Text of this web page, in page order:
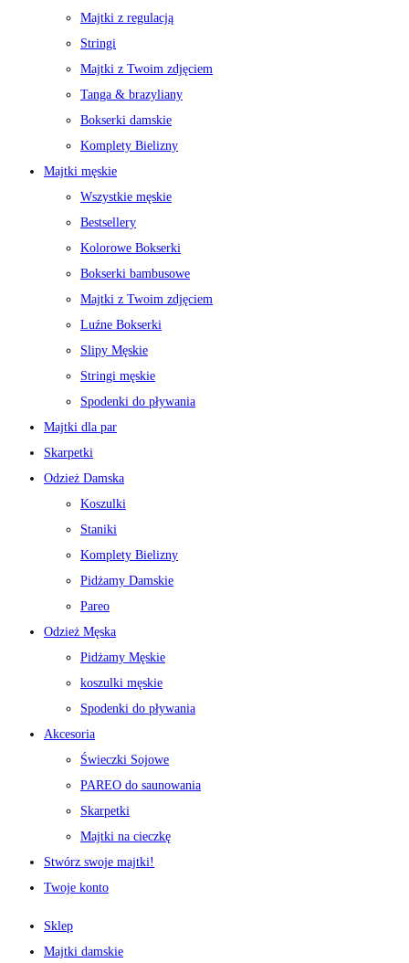
Majtki z regulacją
Stringi
Majtki z Twoim zdjęciem
Tanga & brazyliany
Bokserki damskie
Komplety Bielizny
Majtki męskie
Wszystkie męskie
Bestsellery
Kolorowe Bokserki
Bokserki bambusowe
Majtki z Twoim zdjęciem
Luźne Bokserki
Slipy Męskie
Stringi męskie
Spodenki do pływania
Majtki dla par
Skarpetki
Odzież Damska
Koszulki
Staniki
Komplety Bielizny
Pidżamy Damskie
Pareo
Odzież Męska
Pidżamy Męskie
koszulki męskie
Spodenki do pływania
Akcesoria
Świeczki Sojowe
PAREO do saunowania
Skarpetki
Majtki na cieczkę
Stwórz swoje majtki!
Twoje konto
Sklep
Majtki damskie